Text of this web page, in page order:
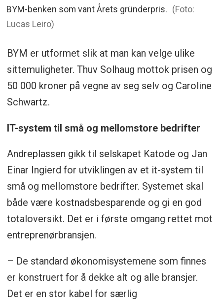
BYM-benken som vant Årets gründerpris. (Foto:
Lucas Leiro)
BYM er utformet slik at man kan velge ulike
sittemuligheter. Thuv Solhaug mottok prisen og
50 000 kroner på vegne av seg selv og Caroline
Schwartz.
IT-system til små og mellomstore bedrifter
Andreplassen gikk til selskapet Katode og Jan
Einar Ingierd for utviklingen av et it-system til
små og mellomstore bedrifter. Systemet skal
både være kostnadsbesparende og gi en god
totaloversikt. Det er i første omgang rettet mot
entreprenørbransjen.
– De standard økonomisystemene som finnes
er konstruert for å dekke alt og alle bransjer.
Det er en stor kabel for særlig